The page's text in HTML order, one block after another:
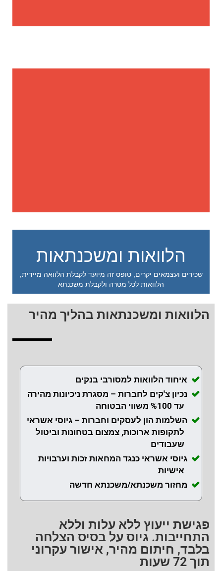
הלוואות ומשכנתאות
שכירים ועצמאים יקרים, טופס זה מיועד לקבלת הלוואה מיידית,
הלוואות לכל מטרה ולקבלת משכנתא
הלוואות ומשכנתאות בהליך מהיר
איחוד הלוואות למסורבי בנקים
נכיון צ'קים לחברות – מסגרת ניכיונות מהירה
עד %100 משווי הבטוחה
השלמות הון לעסקים וחברות – גיוסי אשראי
לתקופות ארוכות, צמצום בטחונות וביטול
שעבודים
גיוסי אשראי כנגד המחאות זכות וערבויות
אישיות
מחזור משכנתא/משכנתא חדשה
פגישת ייעוץ ללא עלות וללא
התחייבות. גיוס על בסיס הצלחה
בלבד, חיתום מהיר, אישור עקרוני
תוך 72 שעות